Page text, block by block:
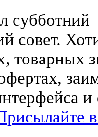
субботний
совет.
товарных